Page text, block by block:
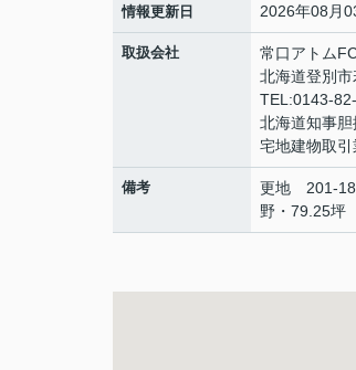
情報更新日 2026年08月
取扱会社
常口アトム
北海道登別
TEL:0143-
北海道知事
宅地建物取
備考
更地 201-
野・79.25